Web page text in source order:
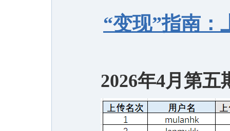
“变现”指南：
2026年4月第